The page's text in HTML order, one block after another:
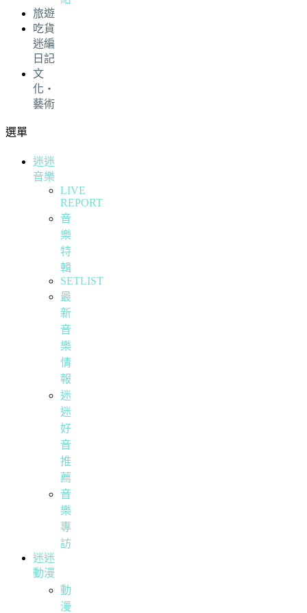
旅遊
吃貨
迷編
日記
文
化・
藝術
選單
迷迷
音樂
LIVE
REPORT
音
樂
特
輯
SETLIST
最
新
音
樂
情
報
迷
迷
好
音
推
薦
音
樂
專
訪
迷迷
動漫
動
漫